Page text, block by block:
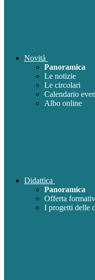
Novità
Panoramica
Le notizie
Le circolari
Calendario
Albo online
Didattica
Panoramica
Offerta
I progetti delle